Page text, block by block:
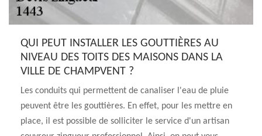
QUI PEUT INSTALLER LES GOUTTIÈRES AU
NIVEAU DES TOITS DES MAISONS DANS LA
VILLE DE CHAMPVENT ?
Les conduits qui permettent de canaliser l'eau de pluie
peuvent être les gouttières. En effet, pour les mettre en
place, il est possible de solliciter le service d'un artisan